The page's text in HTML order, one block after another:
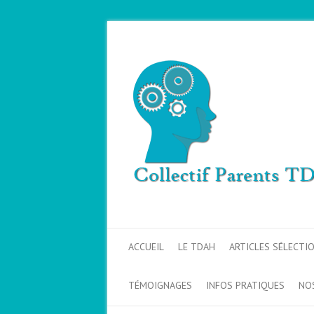
ACCUEIL LE TDAH ARTICLES
TÉMOIGNAGES INFOS PRATIQUES